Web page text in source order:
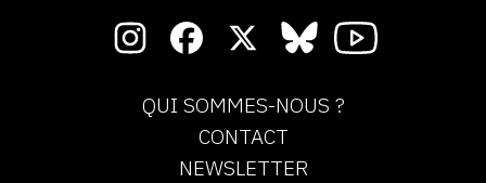
QUI SOMMES-NOUS ?
CONTACT
NEWSLETTER